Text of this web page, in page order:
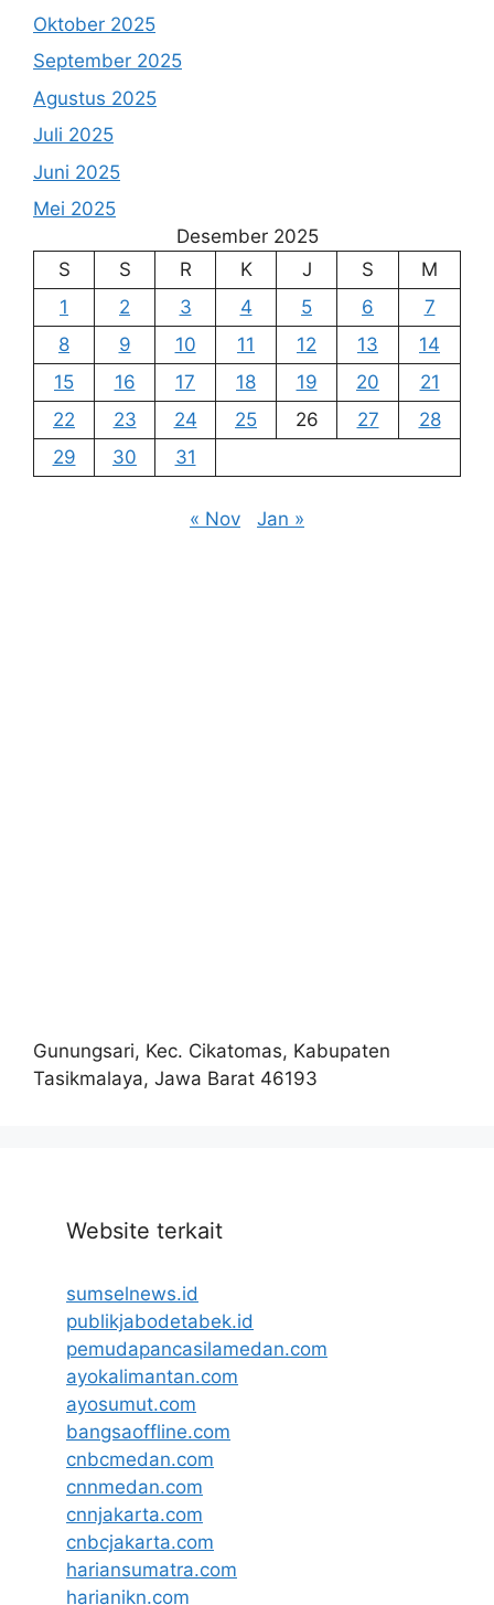
Oktober 2025
September 2025
Agustus 2025
Juli 2025
Juni 2025
Mei 2025
Desember 2025
S
S R K J S
M
1
2 3 4 5 6
7
8
9 10 11 12 13
14
15
16 17 18 19 20
21
22
23 24 25 26 27
28
29
30 31
« Nov Jan »
Gunungsari, Kec. Cikatomas, Kabupaten
Tasikmalaya, Jawa Barat 46193
Website terkait
sumselnews.id
publikjabodetabek.id
pemudapancasilamedan.com
ayokalimantan.com
ayosumut.com
bangsaoffline.com
cnbcmedan.com
cnnmedan.com
cnnjakarta.com
cnbcjakarta.com
hariansumatra.com
harianikn.com